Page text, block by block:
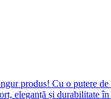
produs! Cu o putere de
eleganță și durabilitate